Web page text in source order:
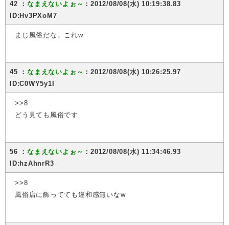
42 ：なまえないよぉ～ ：2012/08/08(水) 10:19:38.83
ID:Hv3PXoM7
まじ風俗だな。これw
45 ：なまえないよぉ～ ：2012/08/08(水) 10:26:25.97
ID:C0WY5y1I
>>8
どう見ても風俗です
56 ：なまえないよぉ～ ：2012/08/08(水) 11:34:46.93
ID:hzAhnrR3
>>8
風俗店に飾ってても違和感無いなw